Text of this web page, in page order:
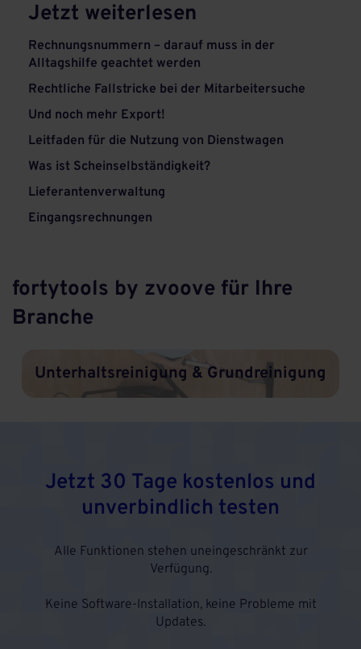
Jetzt weiterlesen
Rechnungsnummern – darauf muss in der
Alltagshilfe geachtet werden
Rechtliche Fallstricke bei der Mitarbeitersuche
Und noch mehr Export!
Leitfaden für die Nutzung von Dienstwagen
Was ist Scheinselbständigkeit?
Lieferantenverwaltung
Eingangsrechnungen
fortytools by zvoove für Ihre
Branche
Unterhaltsreinigung & Grundreinigung
Jetzt 30 Tage kostenlos und
unverbindlich testen
Alle Funktionen stehen uneingeschränkt zur
Verfügung.
Keine Software-Installation, keine Probleme mit
Updates.